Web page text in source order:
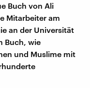
Buch von Ali
Mitarbeiter am
an der Universität
Buch, wie
und Muslime mit